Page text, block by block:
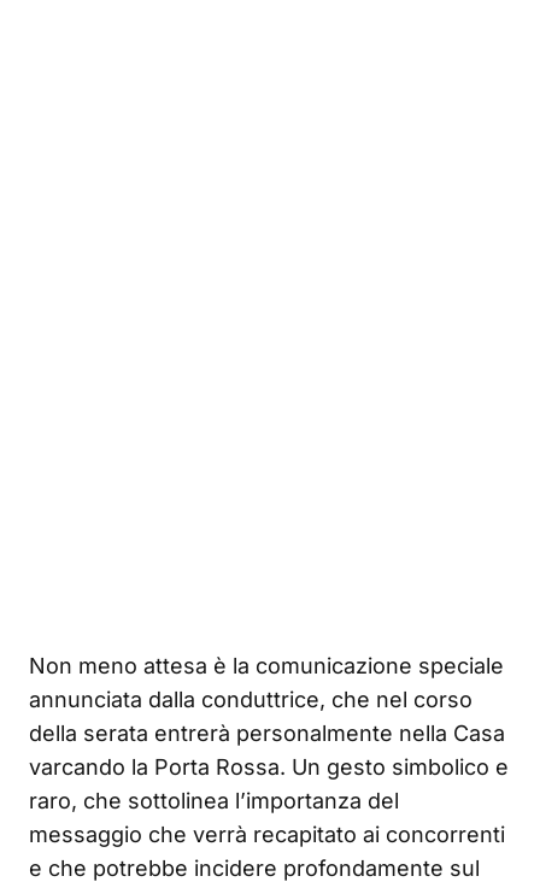
Non meno attesa è la comunicazione speciale
annunciata dalla conduttrice, che nel corso
della serata entrerà personalmente nella Casa
varcando la Porta Rossa. Un gesto simbolico e
raro, che sottolinea l’importanza del
messaggio che verrà recapitato ai concorrenti
e che potrebbe incidere profondamente sul